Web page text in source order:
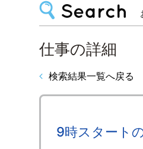
仕事の詳細
検索結果一覧へ戻る
9時スタート